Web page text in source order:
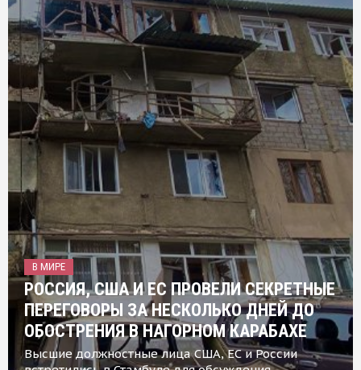
В МИРЕ
РОССИЯ, США И ЕС ПРОВЕЛИ СЕКРЕТНЫЕ
ПЕРЕГОВОРЫ ЗА НЕСКОЛЬКО ДНЕЙ ДО
ОБОСТРЕНИЯ В НАГОРНОМ КАРАБАХЕ
Высшие должностные лица США, ЕС и России